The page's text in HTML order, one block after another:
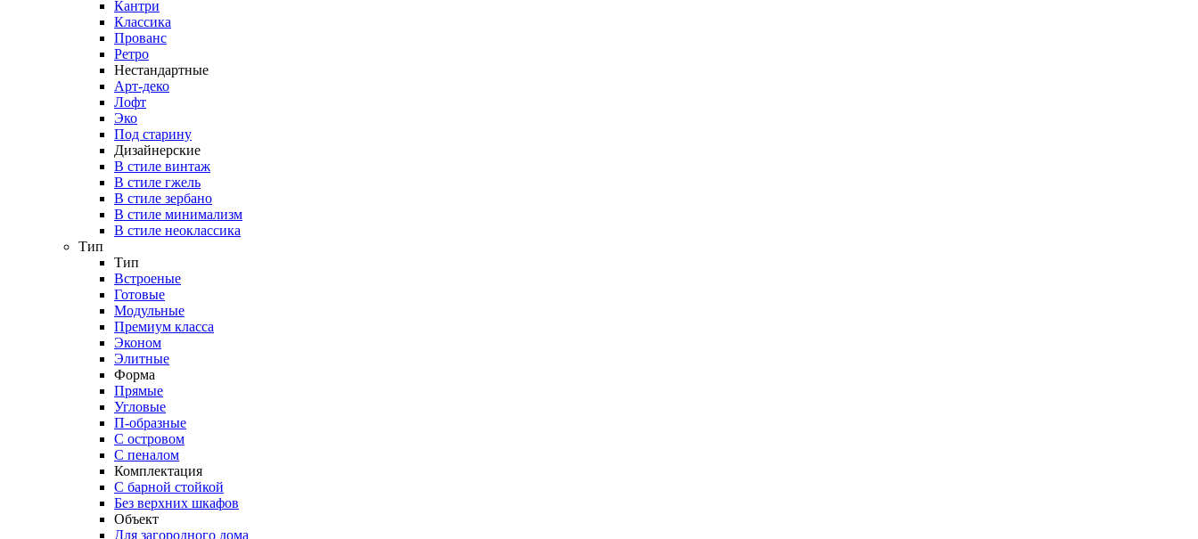
Кантри
Классика
Прованс
Ретро
Нестандартные
Арт-деко
Лофт
Эко
Под старину
Дизайнерские
В стиле винтаж
В стиле гжель
В стиле зербано
В стиле минимализм
В стиле неоклассика
Тип
Тип
Встроеные
Готовые
Модульные
Премиум класса
Эконом
Элитные
Форма
Прямые
Угловые
П-образные
С островом
С пеналом
Комплектация
C барной стойкой
Без верхних шкафов
Объект
Для загородного дома